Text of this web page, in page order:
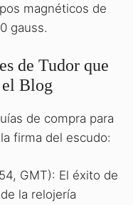
magnéticos de
gauss.
de Tudor que
Blog
de compra para
firma del escudo:
GMT): El éxito de
la relojería